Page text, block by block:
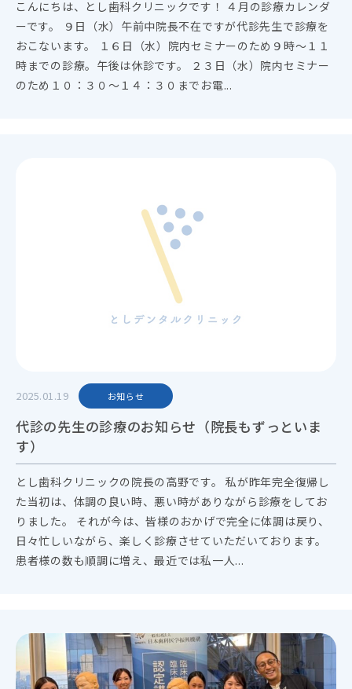
こんにちは、とし歯科クリニックです！ ４月の診療カレンダ
ーです。 ９日（水）午前中院長不在ですが代診先生で診療を
おこないます。 １６日（水）院内セミナーのため９時～１１
時までの診療。午後は休診です。 ２３日（水）院内セミナー
のため１０：３０～１４：３０までお電...
2025.01.19 お知らせ
代診の先生の診療のお知らせ（院長もずっといま
す）
とし歯科クリニックの院長の高野です。 私が昨年完全復帰し
た当初は、体調の良い時、悪い時がありながら診療をしてお
りました。 それが今は、皆様のおかげで完全に体調は戻り、
日々忙しいながら、楽しく診療させていただいております。
患者様の数も順調に増え、最近では私一人...